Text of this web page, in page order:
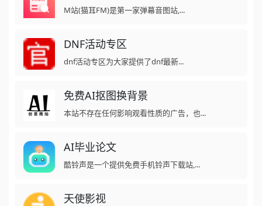
M站(猫耳FM)是第一家弹幕音图站,...
DNF活动专区
dnf活动专区为大家提供了dnf最新...
免费AI抠图换背景
本站不存在任何影响观看性质的广告，也...
AI毕业论文
酷铃声是一个提供免费手机铃声下载站,...
天使影视